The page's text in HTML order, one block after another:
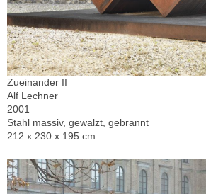
Zueinander II
Alf Lechner
2001
Stahl massiv, gewalzt, gebrannt
212 x 230 x 195 cm